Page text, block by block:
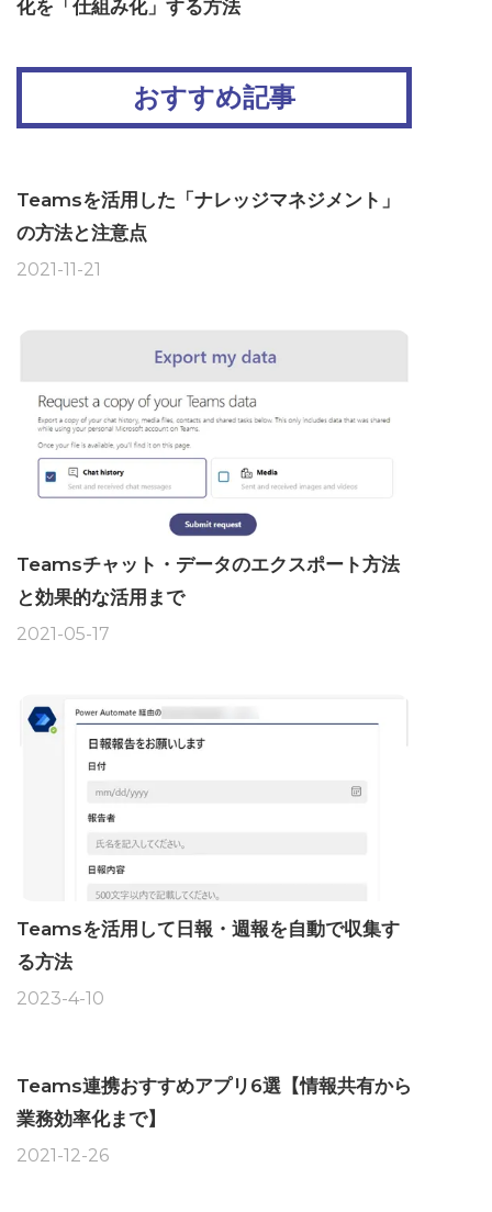
化を「仕組み化」する方法
おすすめ記事
Teamsを活用した「ナレッジマネジメント」
の方法と注意点
2021-11-21
Teamsチャット・データのエクスポート方法
と効果的な活用まで
2021-05-17
Teamsを活用して日報・週報を自動で収集す
る方法
2023-4-10
Teams連携おすすめアプリ6選【情報共有から
業務効率化まで】
2021-12-26